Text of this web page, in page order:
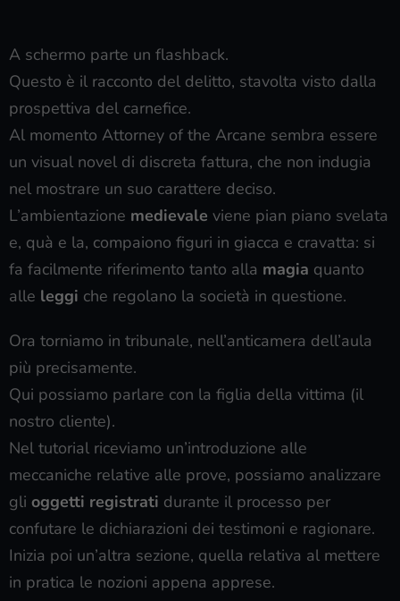
A schermo parte un flashback.
Questo è il racconto del delitto, stavolta visto dalla
prospettiva del carnefice.
Al momento Attorney of the Arcane sembra essere
un visual novel di discreta fattura, che non indugia
nel mostrare un suo carattere deciso.
L’ambientazione medievale viene pian piano svelata
e, quà e la, compaiono figuri in giacca e cravatta: si
fa facilmente riferimento tanto alla magia quanto
alle leggi che regolano la società in questione.
Ora torniamo in tribunale, nell’anticamera dell’aula
più precisamente.
Qui possiamo parlare con la figlia della vittima (il
nostro cliente).
Nel tutorial riceviamo un’introduzione alle
meccaniche relative alle prove, possiamo analizzare
gli oggetti registrati durante il processo per
confutare le dichiarazioni dei testimoni e ragionare.
Inizia poi un’altra sezione, quella relativa al mettere
in pratica le nozioni appena apprese.